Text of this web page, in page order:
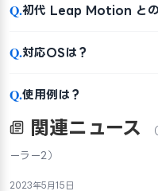
Q.初代 Leap Motion との
Q.対応OSは？
Q.使用例は？
関連ニュース
ーラー2）
2023年5月15日